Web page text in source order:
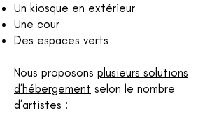
Un kiosque en extérieur
Une cour
Des espaces verts
Nous proposons plusieurs solutions
d’hébergement selon le nombre
d’artistes :